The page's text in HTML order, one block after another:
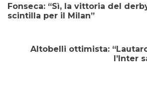
Fonseca: “Sì, la vittoria del
scintilla per il Milan”
Altobelli ottimista:
l’Inter